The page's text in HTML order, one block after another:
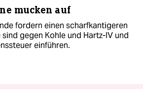
mucken auf
fordern einen scharfkantigeren
gegen Kohle und Hartz-IV und
einführen.